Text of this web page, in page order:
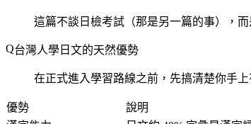
這篇不談日檢考試（那是另一篇的事），
台灣人學日文的天然優勢
在正式進入學習路線之前，先搞清楚你手
優勢 說明